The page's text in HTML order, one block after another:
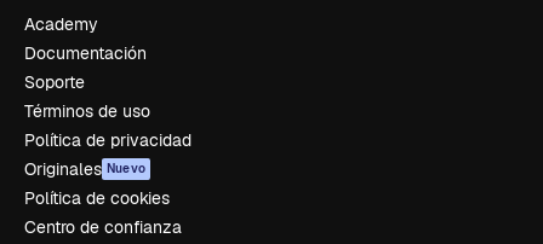
Academy
Documentación
Soporte
Términos de uso
Política de privacidad
Originales Nuevo
Política de cookies
Centro de confianza